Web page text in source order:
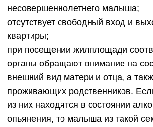
несовершеннолетнего малыша;
отсутствует свободный вход и
квартиры;
при посещении жилплощади
органы обращают внимание на
внешний вид матери и отца, а
проживающих родственников.
из них находятся в состоянии
опьянения, то малыша из такой